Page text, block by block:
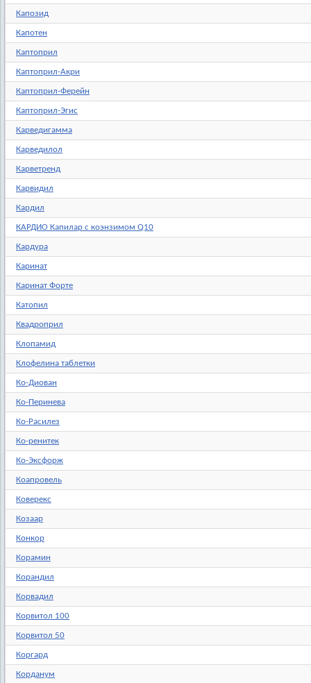
Капозид
Капотен
Каптоприл
Каптоприл-Акри
Каптоприл-Ферейн
Каптоприл-Эгис
Карведигамма
Карведилол
Карветренд
Карвидил
Кардил
КАРДИО Капилар с коэнзимом Q10
Кардура
Каринат
Каринат Форте
Катопил
Квадроприл
Клопамид
Клофелина таблетки
Ко-Диован
Ко-Перинева
Ко-Расилез
Ко-ренитек
Ко-Эксфорж
Коапровель
Коверекс
Козаар
Конкор
Корамин
Корандил
Корвадил
Корвитол 100
Корвитол 50
Коргард
Корданум